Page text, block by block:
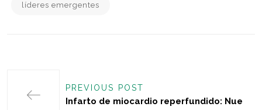
líderes emergentes
PREVIOUS POST
Infarto de miocardio reperfundido: Nue